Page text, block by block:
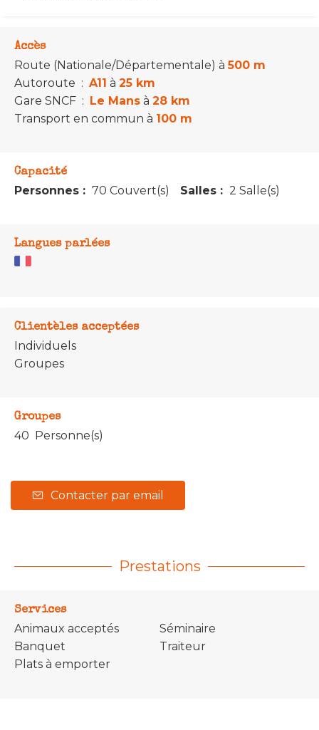
Accès
Route (Nationale/Départementale) à500 m
Autoroute : A11 à 25 km
Gare SNCF : Le Mans à 28 km
Transport en commun à 100 m
Capacité
Personnes : 70 Couvert(s) Salles : 2 Salle(s)
Langues parlées
Clientèles acceptées
Individuels
Groupes
Groupes
40 Personne(s)
Contacter par email
Prestations
Services
Animaux acceptés
Banquet
Plats à emporter
Séminaire
Traiteur